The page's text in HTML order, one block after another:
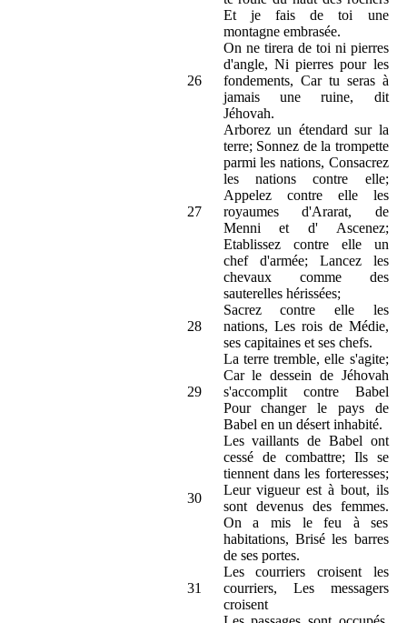
Et je fais de toi une
montagne embrasée.
26
On ne tirera de toi ni pierres
d'angle, Ni pierres pour les
fondements, Car tu seras à
jamais une ruine, dit
Jéhovah.
27
Arborez un étendard sur la
terre; Sonnez de la trompette
parmi les nations, Consacrez
les nations contre elle;
Appelez contre elle les
royaumes d'Ararat, de
Menni et d' Ascenez;
Etablissez contre elle un
chef d'armée; Lancez les
chevaux comme des
sauterelles hérissées;
28
Sacrez contre elle les
nations, Les rois de Médie,
ses capitaines et ses chefs.
29
La terre tremble, elle s'agite;
Car le dessein de Jéhovah
s'accomplit contre Babel
Pour changer le pays de
Babel en un désert inhabité.
30
Les vaillants de Babel ont
cessé de combattre; Ils se
tiennent dans les forteresses;
Leur vigueur est à bout, ils
sont devenus des femmes.
On a mis le feu à ses
habitations, Brisé les barres
de ses portes.
31
Les courriers croisent les
courriers, Les messagers
croisent